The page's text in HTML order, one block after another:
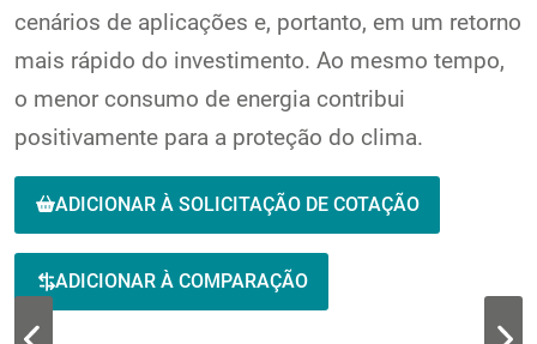
cenários de aplicações e, portanto, em um retorno
mais rápido do investimento. Ao mesmo tempo,
o menor consumo de energia contribui
positivamente para a proteção do clima.
ADICIONAR À SOLICITAÇÃO DE COTAÇÃO
ADICIONAR À COMPARAÇÃO